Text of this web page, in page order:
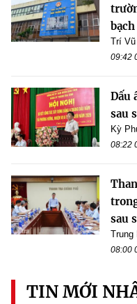
Trí Vũ
09:42
Dấu
sau
Kỳ
08:22
sau
Trung
08:00
TIN MỚI